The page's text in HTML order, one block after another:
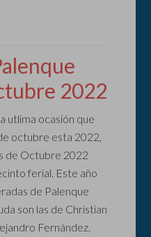
2022
utlima ocasión que
octubre esta 2022,
de Octubre 2022
ferial. Este año
de Palenque
son las de Christian
Fernández.